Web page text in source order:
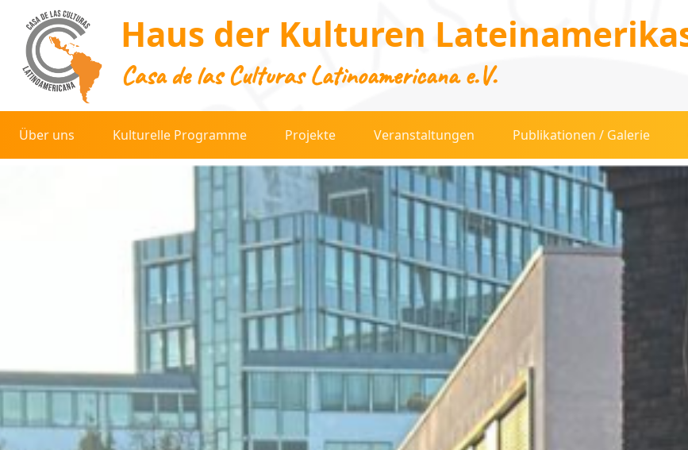
Haus der Kulturen
Casa de las Culturas Latinoamericana e.V.
Über uns Kulturelle Programme Projekte Veranstaltungen Publikationen / Galerie